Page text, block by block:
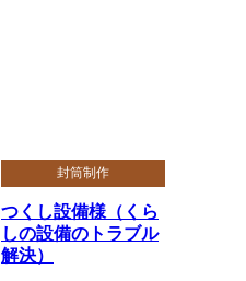
封筒制作
つくし設備様（くら
しの設備のトラブル
解決）